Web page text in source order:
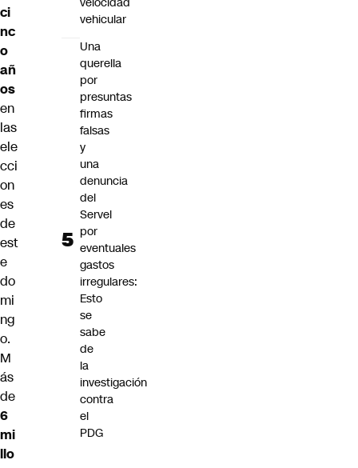
ci
nc
o
añ
os
en
las
ele
cci
on
es
de
est
e
do
mi
ng
o.
M
ás
de
6
mi
llo
vehicular
Una
querella
por
presuntas
firmas
falsas
y
una
denuncia
del
Servel
por
eventuales
gastos
irregulares:
Esto
se
sabe
de
la
investigación
contra
el
PDG